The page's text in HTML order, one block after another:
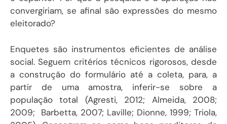
convergiriam, se afinal são expressões do mesmo
eleitorado?
Enquetes são instrumentos eficientes de análise
social. Seguem critérios técnicos rigorosos, desde
a construção do formulário até a coleta, para, a
partir de uma amostra, inferir-se sobre a
população total (Agresti, 2012; Almeida, 2008;
2009; Barbetta, 2007; Laville; Dionne, 1999; Triola,